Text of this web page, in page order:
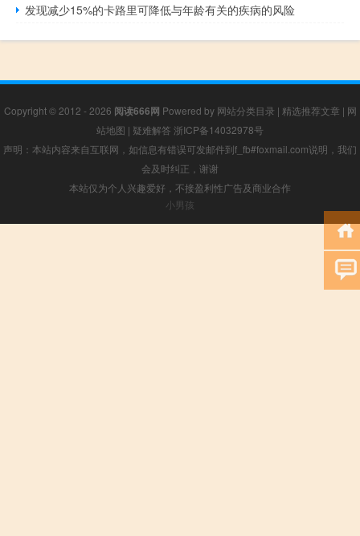
发现减少15%的卡路里可降低与年龄有关的疾病的风险
Copyright © 2012 - 2026 阅读666网 Powered by 网站分类目录 | 精选推荐文章 | 网
站地图 | 疑难解答 浙ICP备14032978号
声明：本站内容来自互联网，如信息有错误可发邮件到f_fb#foxmail.com说明，我们
会及时纠正，谢谢
本站仅为个人兴趣爱好，不接盈利性广告及商业合作
小男孩